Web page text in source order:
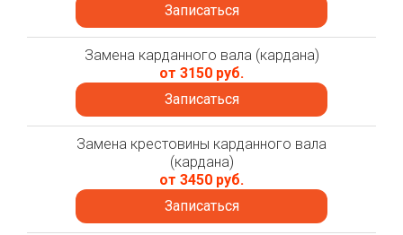
Записаться
Замена карданного вала (кардана)
от 3150 руб.
Записаться
Замена крестовины карданного вала
(кардана)
от 3450 руб.
Записаться